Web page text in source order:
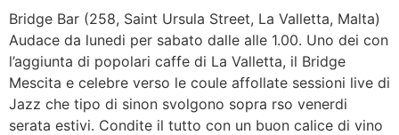
Bridge Bar (258, Saint Ursula Street, La Valletta, Malta)
Audace da lunedi per sabato dalle alle 1.00. Uno dei con
l’aggiunta di popolari caffe di La Valletta, il Bridge
Mescita e celebre verso le coule affollate sessioni live di
Jazz che tipo di sinon svolgono sopra rso venerdi
serata estivi. Condite il tutto con un buon calice di vino